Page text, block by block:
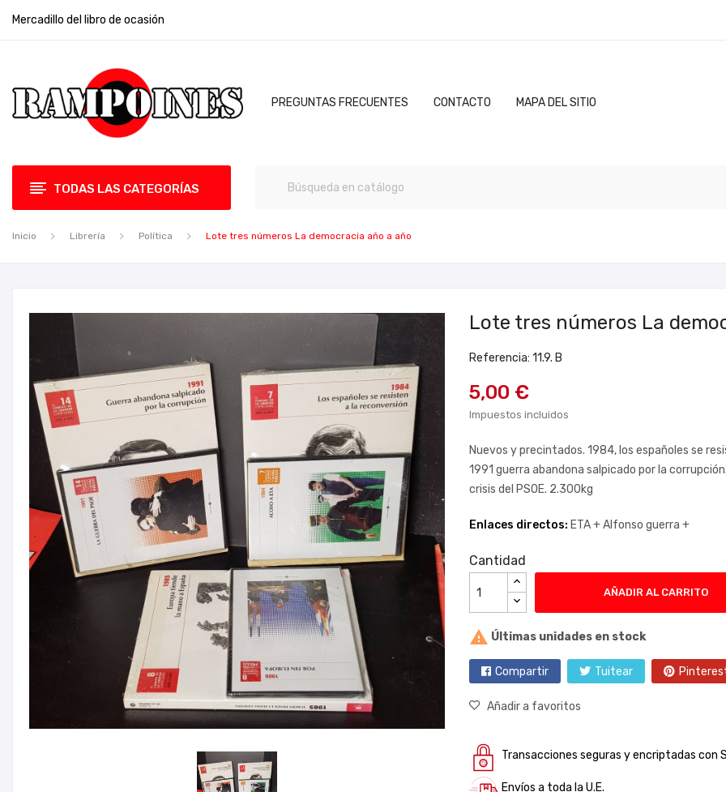
Mercadillo del libro de ocasión
PREGUNTAS FRECUENTES CONTACTO MAPA DEL SITIO
TODAS LAS CATEGORÍAS
Inicio Librería Política Lote tres números La democracia año a año
Lote tres números La
Referencia: 11.9. B
5,00 €
Impuestos incluidos
Nuevos y precintados. 1984, los españoles se
1991 guerra abandona salpicado por la
crisis del PSOE. 2.300kg
Enlaces directos: ETA +Alfonso guerra +
Cantidad
AÑADIR AL CARRITO
 Últimas unidades en stock
Compartir Tuitear
Añadir a favoritos
Transacciones seguras y encriptadas con
Envíos a toda la U.E.